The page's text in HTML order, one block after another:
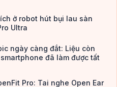
ở robot hút bụi lau sàn
Ultra
ngày càng đắt: Liệu còn
đã làm được tất
Pro: Tai nghe Open Ear